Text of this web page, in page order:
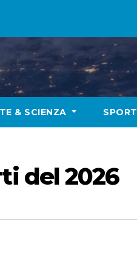
& SCIENZA SPORT
del 2026